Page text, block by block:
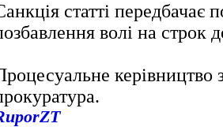
статті передбачає
волі на строк
керівництво